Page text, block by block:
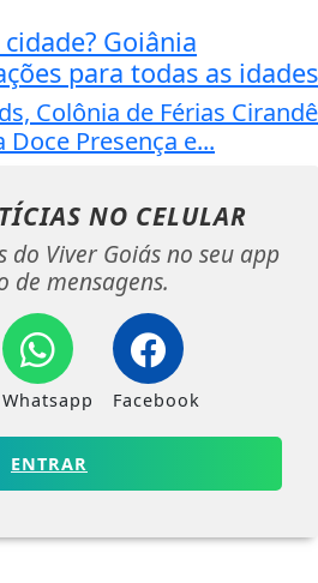
Goiânia
para todas as idades
Colônia de Férias Cirandê
Presença e...
NO CELULAR
do Viver Goiás no seu app
de mensagens.
Whatsapp Facebook
ENTRAR